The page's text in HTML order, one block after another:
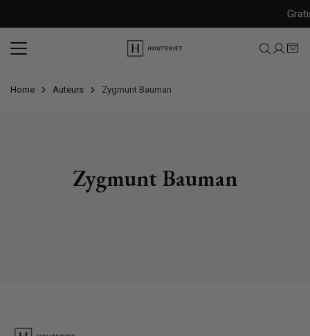
content
Home Auteurs Zygmunt Bauman
Zygmunt Bauman